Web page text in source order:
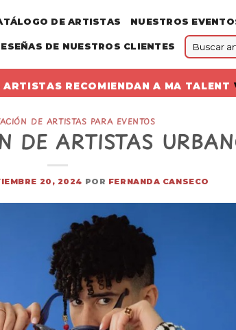
DE ARTISTAS NUESTROS
DE NUESTROS CLIENTES
ARTISTAS RECOMIENDAN A MA TALENT
DE ARTISTAS PARA EVENTOS
DE ARTISTAS
20, 2024 POR FERNANDA CANSECO